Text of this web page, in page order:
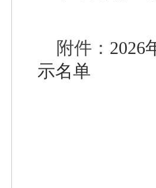
关于组织开展2026年重点用水企业、园区
附件： 2026
示名单